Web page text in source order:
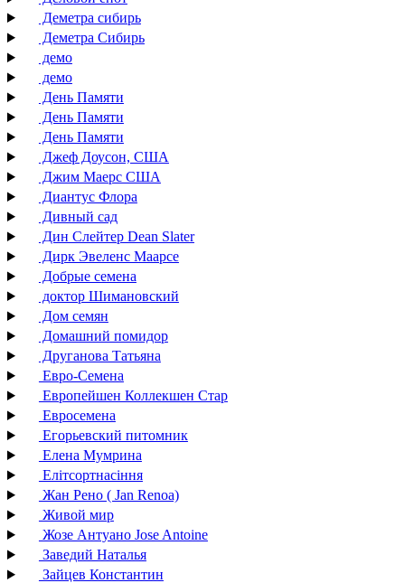
Деметра сибирь
Деметра Сибирь
демо
демо
День Памяти
День Памяти
День Памяти
Джеф Доусон, США
Джим Маерс США
Диантус Флора
Дивный сад
Дин Слейтер Dean Slater
Дирк Эвеленс Маарсе
Добрые семена
доктор Шимановский
Дом семян
Домашний помидор
Друганова Татьяна
Евро-Семена
Европейшен Коллекшен Стар
Евросемена
Егорьевский питомник
Елена Мумрина
Елітсортнасіння
Жан Рено ( Jan Renoa)
Живой мир
Жозе Антуано Jose Antoine
Заведий Наталья
Зайцев Константин